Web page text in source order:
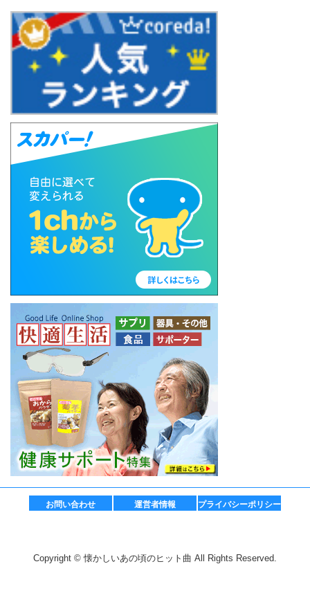
お問い合わせ 運営者情報 プライバシーポリシー
Copyright © 懐かしいあの頃のヒット曲 All Rights Reserved.